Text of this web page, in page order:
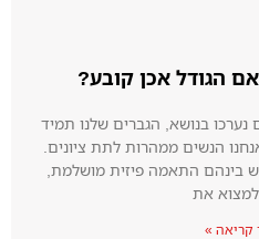
הגודל אכן קובע?
נערכו בנושא, הגברים שלנו תמיד
הנשים ממהרות לתת ציונים.
בינהם התאמה פיזית מושלמת,
למצוא את
»